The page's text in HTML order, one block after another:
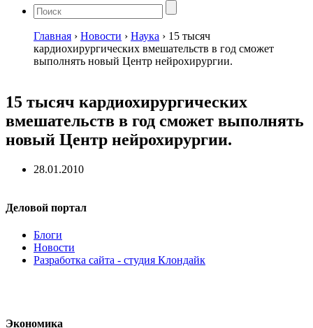
Главная › Новости › Наука › 15 тысяч
кардиохирургических вмешательств в год сможет
выполнять новый Центр нейрохирургии.
15 тысяч кардиохирургических
вмешательств в год сможет выполнять
новый Центр нейрохирургии.
28.01.2010
Деловой портал
Блоги
Новости
Разработка сайта - студия Клондайк
Экономика